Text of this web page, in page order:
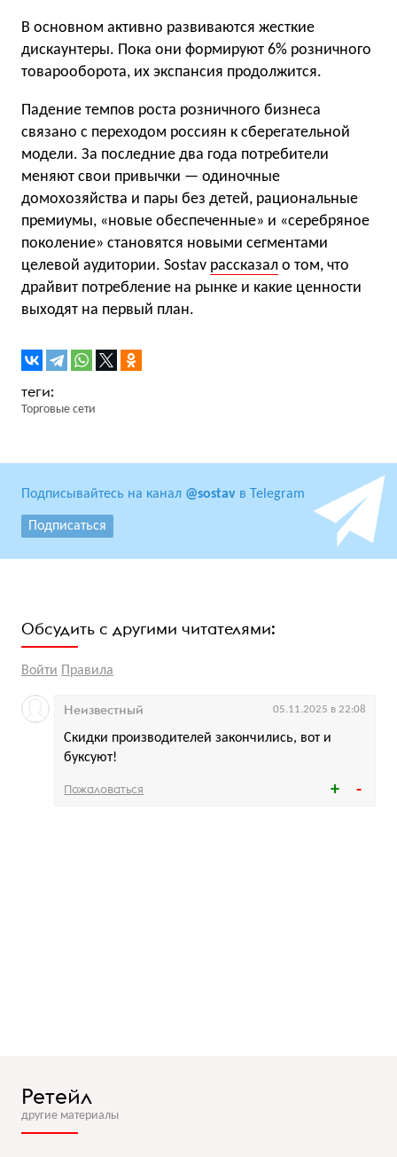
В основном активно развиваются жесткие
дискаунтеры. Пока они формируют 6% розничного
товарооборота, их экспансия продолжится.
Падение темпов роста розничного бизнеса
связано с переходом россиян к сберегательной
модели. За последние два года потребители
меняют свои привычки — одиночные
домохозяйства и пары без детей, рациональные
премиумы, «новые обеспеченные» и «серебряное
поколение» становятся новыми сегментами
целевой аудитории. Sostav рассказал о том, что
драйвит потребление на рынке и какие ценности
выходят на первый план.
Торговые сети
Подписывайтесь на канал @sostav в Telegram
Подписаться
Обсудить с другими читателями:
Войти Правила
Скидки производителей закончились, вот и
буксуют!
Неизвестный 05.11.2025 в 22:08
Пожаловаться
Ретейл
другие материалы